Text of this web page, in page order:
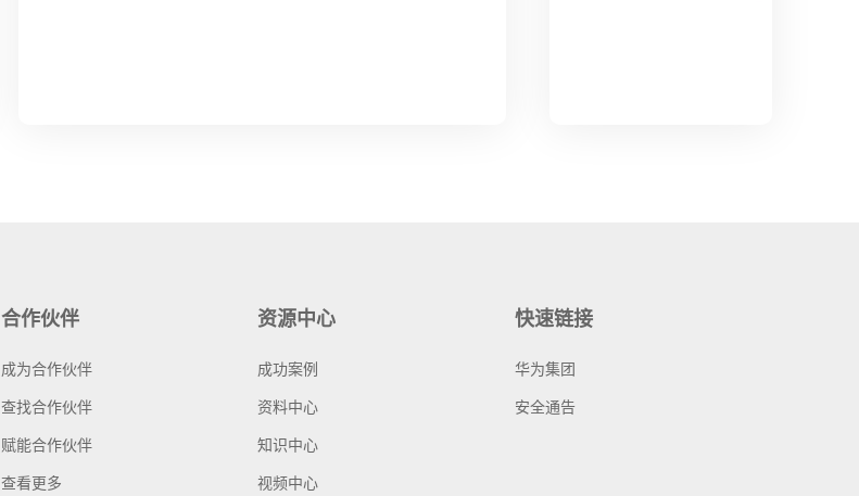
合作伙伴
成为合作伙伴
查找合作伙伴
赋能合作伙伴
查看更多
资源中心
成功案例
资料中心
知识中心
视频中心
快速链接
华为集团
安全通告